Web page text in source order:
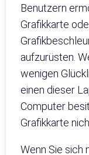
Benutzern
Grafikkarte
aufzurüsten.
wenigen
einen dieser
Computer
Grafikkarte
Wenn Sie sich